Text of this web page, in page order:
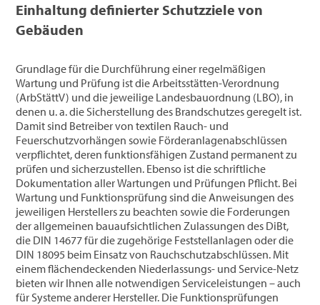
Einhaltung definierter Schutzziele von
Gebäuden
Grundlage für die Durchführung einer regelmäßigen
Wartung und Prüfung ist die Arbeitsstätten-Verordnung
(ArbStättV) und die jeweilige Landesbauordnung (LBO), in
denen u. a. die Sicherstellung des Brandschutzes geregelt ist.
Damit sind Betreiber von textilen Rauch- und
Feuerschutzvorhängen sowie Förderanlagenabschlüssen
verpflichtet, deren funktionsfähigen Zustand permanent zu
prüfen und sicherzustellen. Ebenso ist die schriftliche
Dokumentation aller Wartungen und Prüfungen Pflicht. Bei
Wartung und Funktionsprüfung sind die Anweisungen des
jeweiligen Herstellers zu beachten sowie die Forderungen
der allgemeinen bauaufsichtlichen Zulassungen des DiBt,
die DIN 14677 für die zugehörige Feststellanlagen oder die
DIN 18095 beim Einsatz von Rauchschutzabschlüssen. Mit
einem flächendeckenden Niederlassungs- und Service-Netz
bieten wir Ihnen alle notwendigen Serviceleistungen – auch
für Systeme anderer Hersteller. Die Funktionsprüfungen